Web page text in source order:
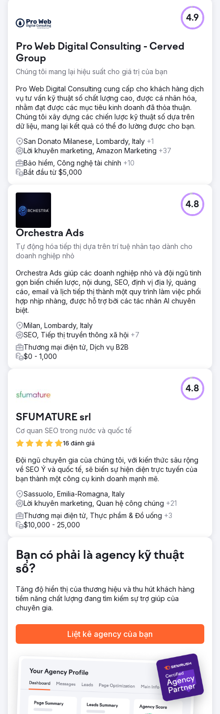
Pro Web Digital Consulting - Cerved
Group
Chúng tôi mang lại hiệu suất cho giá trị của bạn
4.9
Pro Web Digital Consulting cung cấp cho khách hàng dịch
vụ tư vấn kỹ thuật số chất lượng cao, được cá nhân hóa,
nhằm đạt được các mục tiêu kinh doanh đã thỏa thuận.
Chúng tôi xây dựng các chiến lược kỹ thuật số dựa trên
dữ liệu, mang lại kết quả có thể đo lường được cho bạn.
San Donato Milanese, Lombardy, Italy +1
Lời khuyên marketing, Amazon Marketing +37
Bảo hiểm, Công nghệ tài chính +10
Bắt đầu từ $5,000
Orchestra Ads
Tự động hóa tiếp thị dựa trên trí tuệ nhân tạo dành cho
doanh nghiệp nhỏ
4.8
Orchestra Ads giúp các doanh nghiệp nhỏ và đội ngũ tinh
gọn biến chiến lược, nội dung, SEO, định vị địa lý, quảng
cáo, email và lịch tiếp thị thành một quy trình làm việc phối
hợp nhịp nhàng, được hỗ trợ bởi các tác nhân AI chuyên
biệt.
Milan, Lombardy, Italy
SEO, Tiếp thị truyền thông xã hội +7
Thương mại điện tử, Dịch vụ B2B
$0 - 1,000
SFUMATURE srl
Cơ quan SEO trong nước và quốc tế
16 đánh giá
4.8
Đội ngũ chuyên gia của chúng tôi, với kiến thức sâu rộng
về SEO Ý và quốc tế, sẽ biến sự hiện diện trực tuyến của
bạn thành một công cụ kinh doanh mạnh mẽ.
Sassuolo, Emilia-Romagna, Italy
Lời khuyên marketing, Quan hệ công chúng +21
Thương mại điện tử, Thực phẩm & Đồ uống +3
$10,000 - 25,000
Bạn có phải là agency kỹ thuật
số?
Tăng độ hiển thị của thương hiệu và thu hút khách hàng
tiềm năng chất lượng đang tìm kiếm sự trợ giúp của
chuyên gia.
Liệt kê agency của bạn